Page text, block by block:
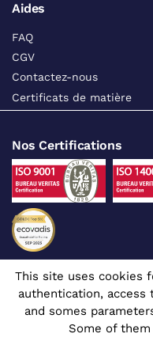
Aides
FAQ
CGV
Contactez-nous
Certificats de matière
Nos Certifications
Suivez-nous sur les
This site uses cookies
authentication, access
and somes
Some of